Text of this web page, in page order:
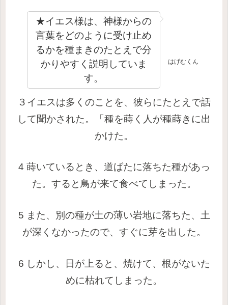
はげむくん
★イエス様は、神様からの
言葉をどのように受け止め
るかを種まきのたとえで分
かりやすく説明していま
す。
３ イエスは多くのことを、彼らにたとえで話
して聞かされた。「種を蒔く人が種蒔きに出
かけた。
4 蒔いているとき、道ばたに落ちた種があっ
た。すると鳥が来て食べてしまった。
5 また、別の種が土の薄い岩地に落ちた、土
が深くなかったので、すぐに芽を出した。
6 しかし、日が上ると、焼けて、根がないた
めに枯れてしまった。